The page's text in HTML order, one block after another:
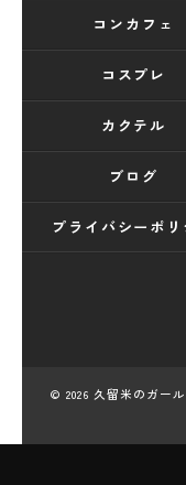
コンカフェ
コスプレ
カクテル
ブログ
プライバシーポリ
© 2026 久留米のガー